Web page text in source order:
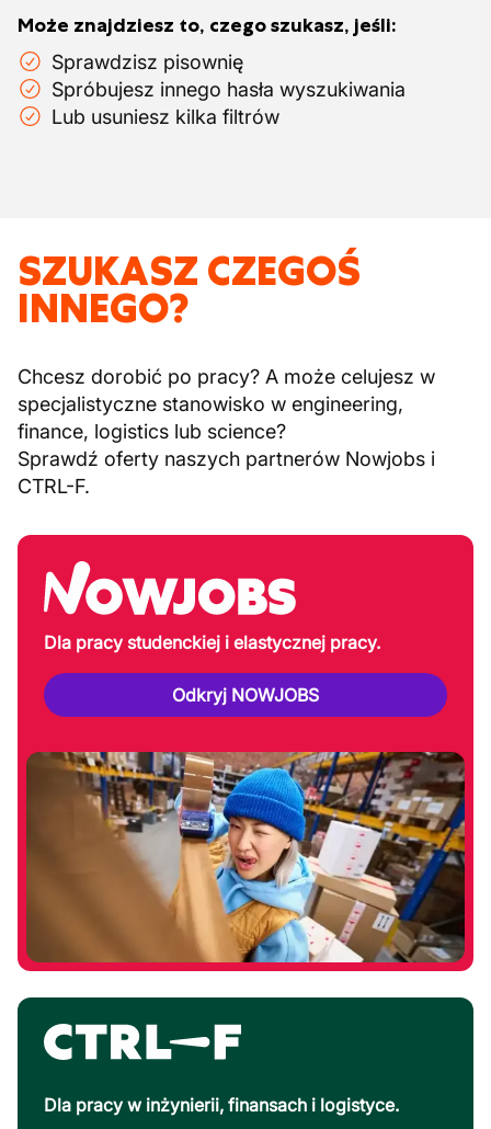
Może znajdziesz to, czego szukasz, jeśli:
Sprawdzisz pisownię
Spróbujesz innego hasła wyszukiwania
Lub usuniesz kilka filtrów
SZUKASZ CZEGOŚ
INNEGO?
Chcesz dorobić po pracy? A może celujesz w
specjalistyczne stanowisko w engineering,
finance, logistics lub science?
Sprawdź oferty naszych partnerów Nowjobs i
CTRL-F.
Dla pracy studenckiej i elastycznej pracy.
Odkryj NOWJOBS
Dla pracy w inżynierii, finansach i logistyce.